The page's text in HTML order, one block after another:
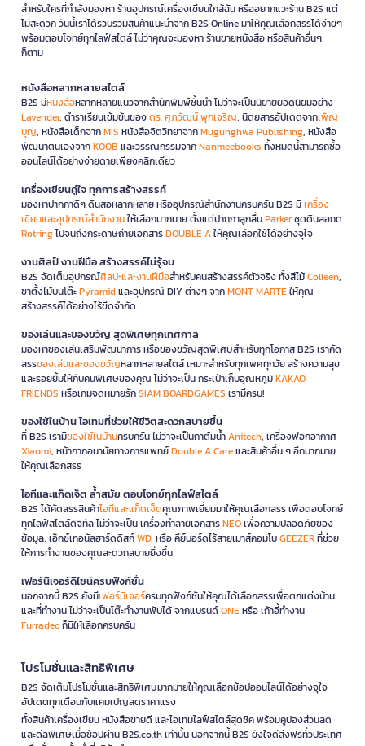
สำหรับใครที่กำลังมองหา ร้านอุปกรณ์เครื่องเขียนใกล้ฉัน หรืออยากแวะร้าน B2S แต่
ไม่สะดวก วันนี้เราได้รวบรวมสินค้าแนะนำจาก B2S Online มาให้คุณเลือกสรรได้ง่ายๆ
พร้อมตอบโจทย์ทุกไลฟ์สไตล์ ไม่ว่าคุณจะมองหา ร้านขายหนังสือ หรือสินค้าอื่นๆ
ก็ตาม
หนังสือหลากหลายสไตล์
B2S มีหนังสือหลากหลายแนวจากสำนักพิมพ์ชั้นนำ ไม่ว่าจะเป็นนิยายยอดนิยมอย่าง
Lavender, ตำราเรียนเข้มข้นของดร. ศุภวัฒน์ พุกเจริญ, นิตยสารอัปเดตจากเพ็ญ
บุญ, หนังสือเด็กจากMIS หนังสือจิตวิทยาจากMugunghwa Publishing, หนังสือ
พัฒนาตนเองจากKOOB และวรรณกรรมจากNanmeebooks ทั้งหมดนี้สามารถซื้อ
ออนไลน์ได้อย่างง่ายดายเพียงคลิกเดียว
เครื่องเขียนคู่ใจ ทุกการสร้างสรรค์
มองหาปากกาดีๆ ดินสอหลากหลาย หรืออุปกรณ์สำนักงานครบครัน B2S มีเครื่อง
เขียนและอุปกรณ์สำนักงานให้เลือกมากมาย ตั้งแต่ปากกาลูกลื่นParkerชุดดินสอกด
Rotringไปจนถึงกระดาษถ่ายเอกสารDOUBLE Aให้คุณเลือกใช้ได้อย่างจุใจ
งานศิลป์ งานฝีมือ สร้างสรรค์ไม่รู้จบ
B2S จัดเต็มอุปกรณ์ศิลปะและงานฝีมือสำหรับคนสร้างสรรค์ตัวจริง ทั้งสีไม้Colleen,
ขาตั้งไม้บนโต๊ะPyramidและอุปกรณ์ DIY ต่างๆ จากMONT MARTEให้คุณ
สร้างสรรค์ได้อย่างไร้ขีดจำกัด
ของเล่นและของขวัญ สุดพิเศษทุกเทศกาล
มองหาของเล่นเสริมพัฒนาการ หรือของขวัญสุดพิเศษสำหรับทุกโอกาส B2S เราคัด
สรรของเล่นและของขวัญหลากหลายสไตล์ เหมาะสำหรับทุกเพศทุกวัย สร้างความสุข
และรอยยิ้มให้กับคนพิเศษของคุณ ไม่ว่าจะเป็น กระเป๋าเก็บอุณหภูมิKAKAO
FRIENDS หรือเกมจดหมายรักSIAM BOARDGAMES เรามีครบ!
ของใช้ในบ้าน ไอเทมที่ช่วยให้ชีวิตสะดวกสบายขึ้น
ที่ B2S เรามีของใช้ในบ้านครบครัน ไม่ว่าจะเป็นกาต้มน้ำAnitech, เครื่องฟอกอากาศ
Xiaomi, หน้ากากอนามัยทางการแพทย์Double A Careและสินค้าอื่น ๆ อีกมากมาย
ให้คุณเลือกสรร
ไอทีและแก็ดเจ็ต ล้ำสมัย ตอบโจทย์ทุกไลฟ์สไตล์
B2S ได้คัดสรรสินค้าไอทีและแก็ดเจ็ตคุณภาพเยี่ยมมาให้คุณเลือกสรร เพื่อตอบโจทย์
ทุกไลฟ์สไตล์ดิจิทัล ไม่ว่าจะเป็น เครื่องทำลายเอกสารNEOเพื่อความปลอดภัยของ
ข้อมูล, เอ็กซ์เทอนัลฮาร์ดดิสก์WD, หรือ คีย์บอร์ดไร้สายเมาส์คอมโบGEEZERที่ช่วย
ให้การทำงานของคุณสะดวกสบายยิ่งขึ้น
เฟอร์นิเจอร์ดีไซน์ครบฟังก์ชั่น
นอกจากนี้ B2S ยังมีเฟอร์นิเจอร์ครบทุกฟังก์ชันให้คุณได้เลือกสรรเพื่อตกแต่งบ้าน
และที่ทำงาน ไม่ว่าจะเป็นโต๊ะทำงานพับได้ จากแบรนด์ONEหรือ เก้าอี้ทำงาน
Furradecก็มีให้เลือกครบครัน
โปรโมชั่นและสิทธิพิเศษ
B2S จัดเต็มโปรโมชั่นและสิทธิพิเศษมากมายให้คุณเลือกช้อปออนไลน์ได้อย่างจุใจ
อัปเดตทุกเดือนกับแคมเปญลดราคาแรง
ทั้งสินค้าเครื่องเขียน หนังสือขายดี และไอเทมไลฟ์สไตล์สุดชิค พร้อมคูปองส่วนลด
และดีลพิเศษเมื่อช้อปผ่าน B2S.co.th เท่านั้น นอกจากนี้ B2S ยังใจดีส่งฟรีทั่วประเทศ